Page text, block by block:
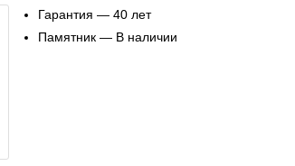
Гарантия — 40 лет
Памятник — В наличии